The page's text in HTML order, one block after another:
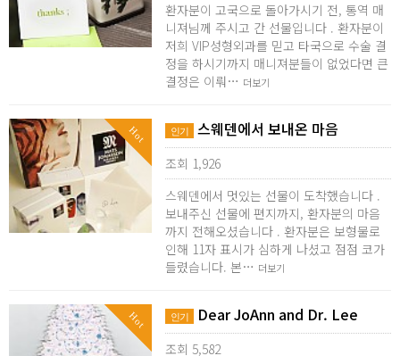
환자분이 고국으로 돌아가시기 전, 통역 매
니져님께 주시고 간 선물입니다 . 환자분이
저희 VIP성형외과를 믿고 타국으로 수술 결
정을 하시기까지 매니져분들이 없었다면 큰
결정은 이뤄… 더보기
Hot 인기 스웨덴에서 보내온 마음
조회 1,926
스웨덴에서 멋있는 선물이 도착했습니다 .
보내주신 선물에 편지까지, 환자분의 마음
까지 전해오셨습니다 . 환자분은 보형물로
인해 11자 표시가 심하게 나셨고 점점 코가
들렸습니다. 본… 더보기
Hot 인기 Dear JoAnn and Dr. Lee
조회 5,582